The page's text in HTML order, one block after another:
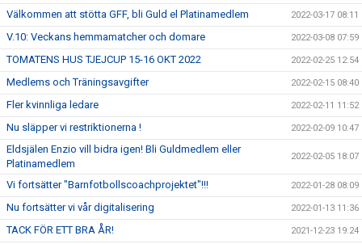
Välkommen att stötta GFF, bli Guld el Platinamedlem 2022-03-17 08:11
V.10: Veckans hemmamatcher och domare 2022-03-08 07:59
TOMATENS HUS TJEJCUP 15-16 OKT 2022 2022-02-25 12:54
Medlems och Träningsavgifter 2022-02-15 08:40
Fler kvinnliga ledare 2022-02-11 11:52
Nu släpper vi restriktionerna ! 2022-02-09 10:47
Eldsjälen Enzio vill bidra igen! Bli Guldmedlem eller
Platinamedlem
2022-02-05 18:07
Vi fortsätter "Barnfotbollscoachprojektet"!!! 2022-01-28 08:09
Nu fortsätter vi vår digitalisering 2022-01-13 11:36
TACK FÖR ETT BRA ÅR! 2021-12-23 19:24